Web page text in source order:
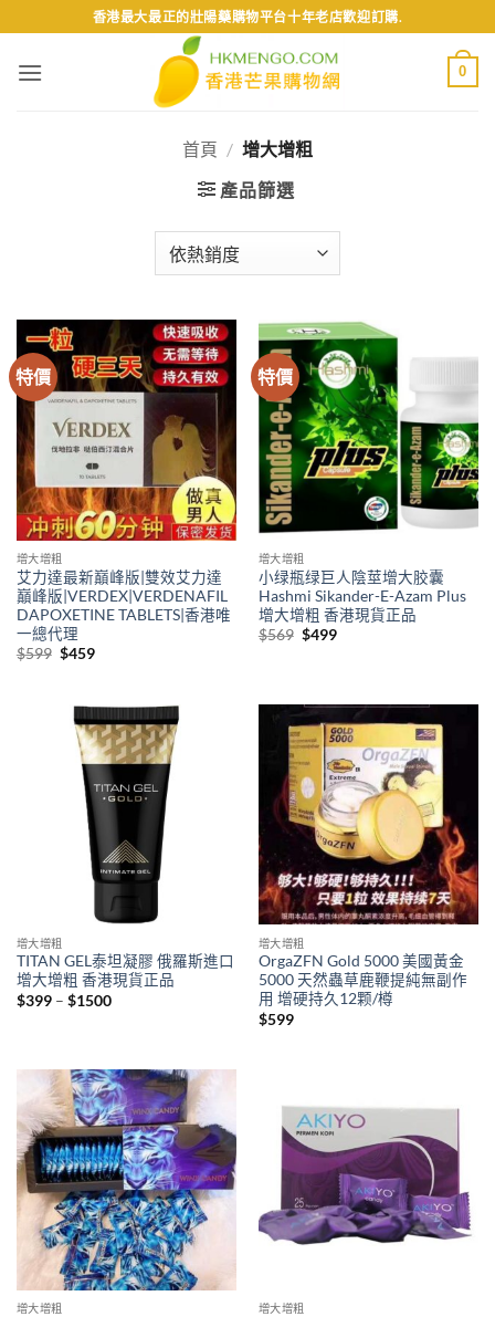
to
content
香港最大最正的壯陽藥購物平台十年老店歡迎訂購.
0
首頁 / 增大增粗
產品篩選
特價
增大增粗
艾力達最新巔峰版|雙效艾力達
巔峰版|VERDEX|VERDENAFIL
DAPOXETINE TABLETS|香港唯
一總代理
$599 Original
$459Current
特價
增大增粗
小绿瓶绿巨人陰莖增大胶囊
Hashmi Sikander-E-Azam Plus
增大增粗 香港現貨正品
$569 Original
$499Current
增大增粗
TITAN GEL泰坦凝膠 俄羅斯進口
增大增粗 香港現貨正品
$399 – $1500Price
增大增粗
OrgaZFN Gold 5000 美國黃金
5000 天然蟲草鹿鞭提純無副作
用 增硬持久12颗/樽
$599
增大增粗 增大增粗